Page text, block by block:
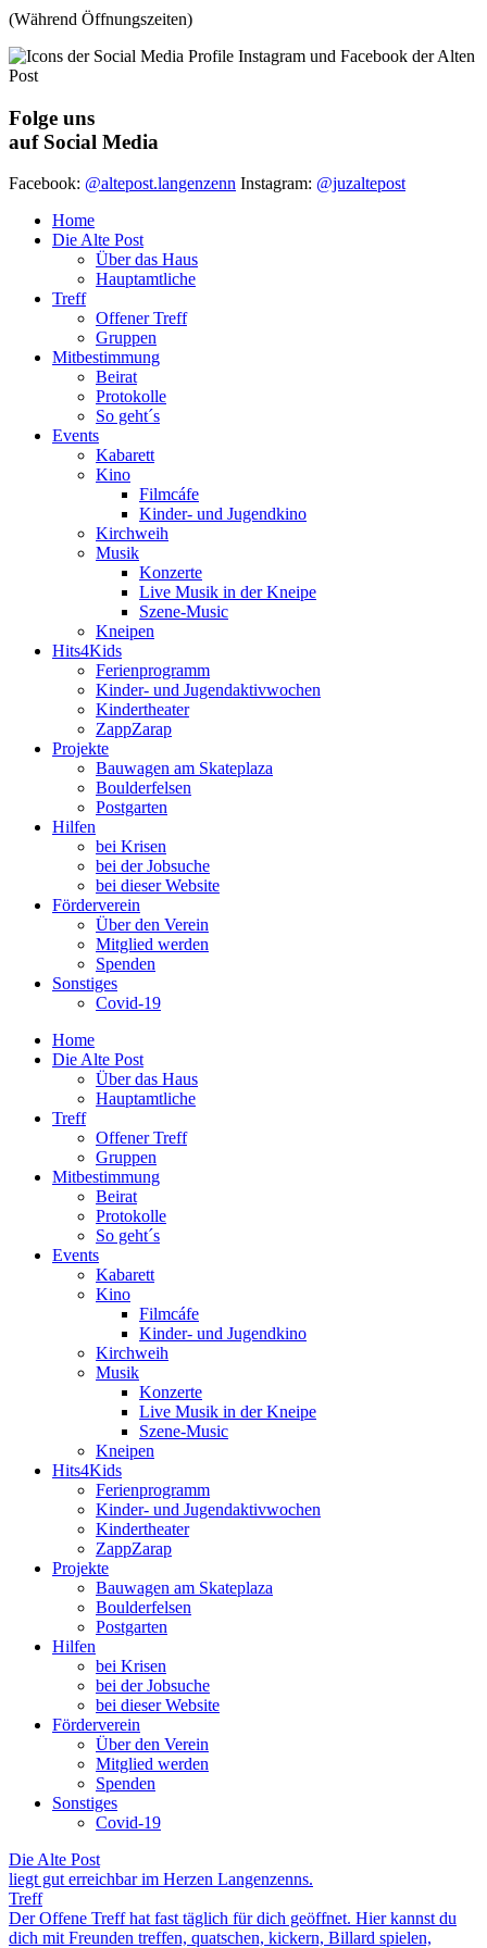
(Während Öffnungszeiten)
Folge uns
auf Social Media
Facebook: @altepost.langenzenn Instagram: @juzaltepost
Home
Die Alte Post
Über das Haus
Hauptamtliche
Treff
Offener Treff
Gruppen
Mitbestimmung
Beirat
Protokolle
So geht´s
Events
Kabarett
Kino
Filmcáfe
Kinder- und Jugendkino
Kirchweih
Musik
Konzerte
Live Musik in der Kneipe
Szene-Music
Kneipen
Hits4Kids
Ferienprogramm
Kinder- und Jugendaktivwochen
Kindertheater
ZappZarap
Projekte
Bauwagen am Skateplaza
Boulderfelsen
Postgarten
Hilfen
bei Krisen
bei der Jobsuche
bei dieser Website
Förderverein
Über den Verein
Mitglied werden
Spenden
Sonstiges
Covid-19
Home
Die Alte Post
Über das Haus
Hauptamtliche
Treff
Offener Treff
Gruppen
Mitbestimmung
Beirat
Protokolle
So geht´s
Events
Kabarett
Kino
Filmcáfe
Kinder- und Jugendkino
Kirchweih
Musik
Konzerte
Live Musik in der Kneipe
Szene-Music
Kneipen
Hits4Kids
Ferienprogramm
Kinder- und Jugendaktivwochen
Kindertheater
ZappZarap
Projekte
Bauwagen am Skateplaza
Boulderfelsen
Postgarten
Hilfen
bei Krisen
bei der Jobsuche
bei dieser Website
Förderverein
Über den Verein
Mitglied werden
Spenden
Sonstiges
Covid-19
Die Alte Post
liegt gut erreichbar im Herzen Langenzenns.
Treff
Der Offene Treff hat fast täglich für dich geöffnet. Hier kannst du
dich mit Freunden treffen, quatschen, kickern, Billard spielen,